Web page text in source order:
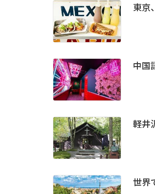
東京
中国
軽井
世界